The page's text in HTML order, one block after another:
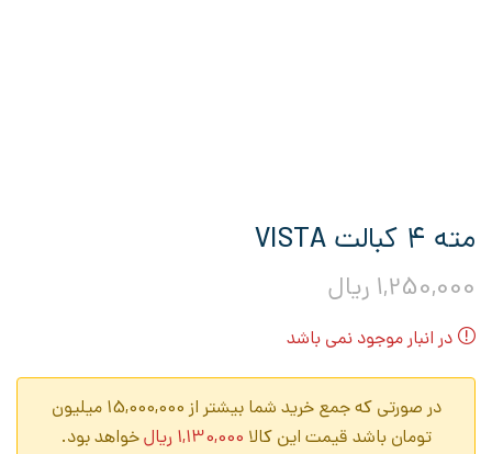
مته 4 کبالت VISTA
1,250,000 ریال
در انبار موجود نمی باشد
در صورتی که جمع خرید شما بیشتر از 15,000,000 میلیون
تومان باشد قیمت این کالا 1,130,000 ریالخواهد بود.